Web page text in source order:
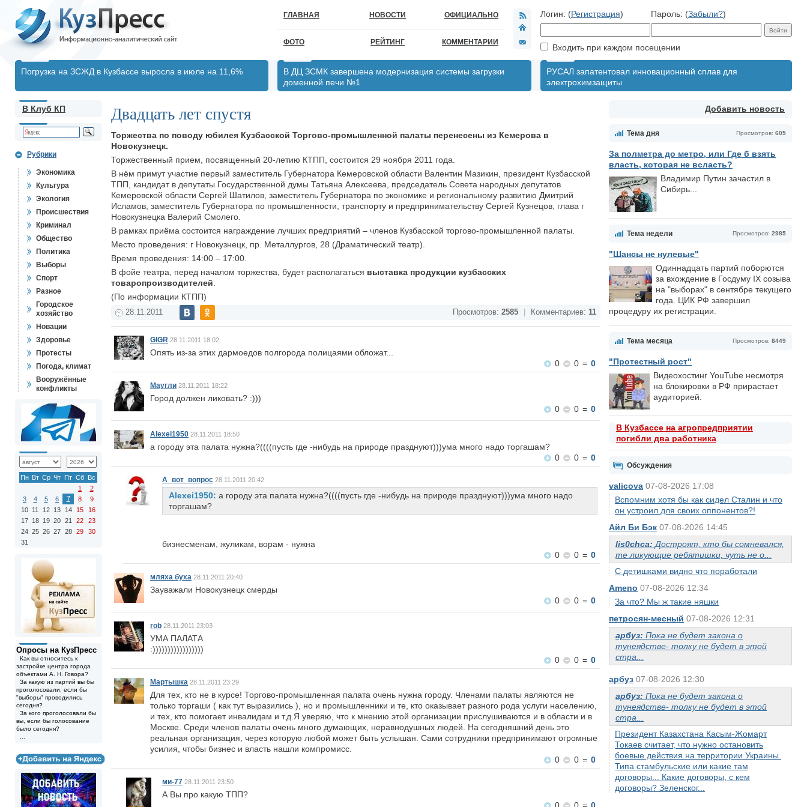
ГЛАВНАЯ НОВОСТИ ОФИЦИАЛЬНО
ФОТО РЕЙТИНГ КОММЕНТАРИИ
Логин: (Регистрация) Пароль: (Забыли?)
Входить при каждом посещении
Погрузка на ЗСЖД в Кузбассе выросла в июле на 11,6%
В ДЦ ЗСМК завершена модернизация системы загрузки
доменной печи №1
РУСАЛ запатентовал инновационный сплав для
электрохимзащиты
Добавить новость
Просмотров: 605
Тема дня
За полметра до метро, или Где б взять
власть, которая не всласть?
Владимир Путин зачастил в
Сибирь...
Просмотров: 2985
Тема недели
"Шансы не нулевые"
Одиннадцать партий поборются
за вхождение в Госдуму IX созыва
на "выборах" в сентябре текущего
года. ЦИК РФ завершил
процедуру их регистрации.
Просмотров: 8449
Тема месяца
"Протестный рост"
Видеохостинг YouTube несмотря
на блокировки в РФ прирастает
аудиторией.
В Кузбассе на агропредприятии
погибли два работника
Обсуждения
valicova 07-08-2026 17:08
Вспомним хотя бы как сидел Сталин и что
он устроил для своих оппонентов?!
Айл Би Бэк 07-08-2026 14:45
lis0chca: Достроят, кто бы сомневался,
те ликующие ребятишки, чуть не о...
С детишками видно что поработали
Ameno 07-08-2026 12:34
За что? Мы ж такие няшки
петросян-месный 07-08-2026 12:31
арбуз: Пока не будет закона о
тунеядстве- толку не будет в этой
стра...
арбуз 07-08-2026 12:30
арбуз: Пока не будет закона о
тунеядстве- толку не будет в этой
стра...
Президент Казахстана Касым-Жомарт
Токаев считает, что нужно остановить
боевые действия на территории Украины.
Типа стамбульские или какие там
договоры... Какие договоры, с кем
договоры? Зеленског...
В Клуб КП
Рубрики
Экономика
Культура
Экология
Происшествия
Криминал
Общество
Политика
Выборы
Спорт
Разное
Городское
хозяйство
Новации
Здоровье
Протесты
Погода, климат
Вооружённые
конфликты
Пн Вт Ср Чт Пт Сб Вс
1
2
3
4 5 6 7 8
9
10 11 12 13 14 15
16
17 18 19 20 21 22
23
24 25 26 27 28 29
30
31
Опросы на КузПресс
Как вы относитесь к
застройке центра города
объектами А. Н. Говора?
За какую из партий вы бы
проголосовали, если бы
"выборы" проводились
сегодня?
За кого проголосовали бы
вы, если бы голосование
было сегодня?
Двадцать лет спустя
Торжества по поводу юбилея Кузбасской Торгово-промышленной палаты перенесены из Кемерова в
Новокузнецк.
Торжественный прием, посвященный 20-летию КТПП, состоится 29 ноября 2011 года.
В нём примут участие первый заместитель Губернатора Кемеровской области Валентин Мазикин, президент Кузбасской
ТПП, кандидат в депутаты Государственной думы Татьяна Алексеева, председатель Совета народных депутатов
Кемеровской области Сергей Шатилов, заместитель Губернатора по экономике и региональному развитию Дмитрий
Исламов, заместитель Губернатора по промышленности, транспорту и предпринимательству Сергей Кузнецов, глава г
Новокузнецка Валерий Смолего.
В рамках приёма состоится награждение лучших предприятий – членов Кузбасской торгово-промышленной палаты.
Место проведения: г Новокузнецк, пр. Металлургов, 28 (Драматический театр).
Время проведения: 14:00 – 17:00.
В фойе театра, перед началом торжества, будет располагаться выставка продукции кузбасских
товаропроизводителей
(По информации КТПП)
28.11.2011 Просмотров: 2585 Комментариев: 11
GIGR 28.11.2011 18:02
Опять из-за этих дармоедов полгорода полицаями обложат...
0
0 = 0
Маугли 28.11.2011 18:22
Город должен ликовать? :)))
0
0 = 0
Alexei1950 28.11.2011 18:50
а городу эта палата нужна?((((пусть где -нибудь на природе празднуют)))ума много надо торгашам?
0
0 = 0
А_вот_вопрос 28.11.2011 20:42
Alexei1950: а городу эта палата нужна?((((пусть где -нибудь на природе празднуют)))ума много надо
торгашам?
бизнесменам, жуликам, ворам - нужна
0
0 = 0
мляха буха 28.11.2011 20:40
Зауважали Новокузнецк смерды
0
0 = 0
rob 28.11.2011 23:03
УМА ПАЛАТА
:)))))))))))))))))
0
0 = 0
Мартышка 28.11.2011 23:29
Для тех, кто не в курсе! Торгово-промышленная палата очень нужна городу. Членами палаты являются не
только торгаши ( как тут выразились ), но и промышленники и те, кто оказывает разного рода услуги населению,
и тех, кто помогает инвалидам и т.д.Я уверяю, что к мнению этой организации прислушиваются и в области и в
Москве. Среди членов палаты очень много думающих, неравнодушных людей. На сегодняшний день это
реальная организация, через которую любой может быть услышан. Сами сотрудники предпринимают огромные
усилия, чтобы бизнес и власть нашли компромисс.
0
0 = 0
ми-77 28.11.2011 23:50
А Вы про какую ТПП?